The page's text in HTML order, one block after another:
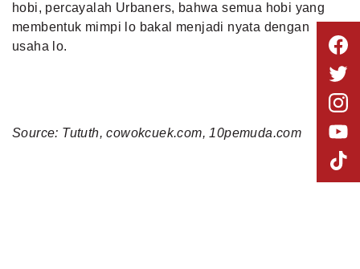
hobi, percayalah Urbaners, bahwa semua hobi yang
membentuk mimpi lo bakal menjadi nyata dengan
usaha lo.
Source: Tututh,cowokcuek.com, 10pemuda.com